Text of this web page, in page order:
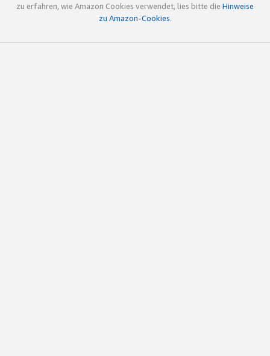
zu erfahren, wie Amazon Cookies verwendet, lies bitte die Hinweise
zu Amazon-Cookies.